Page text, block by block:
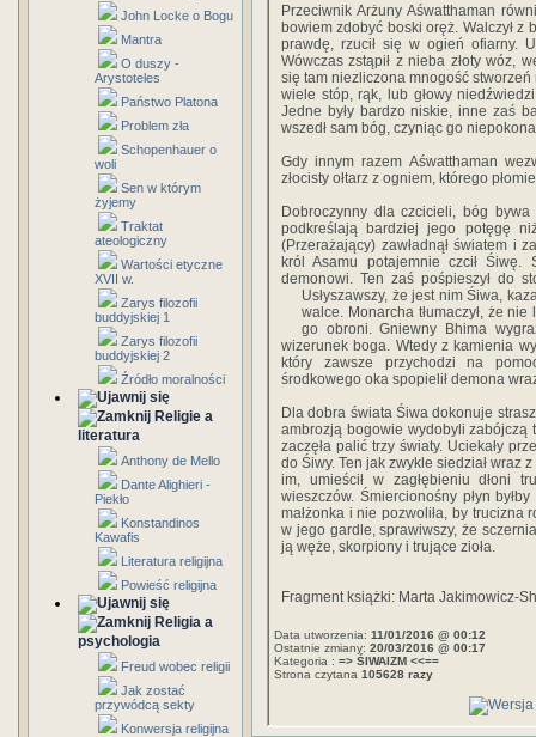
John Locke o Bogu
Mantra
O duszy -
Arystoteles
Państwo Platona
Problem zła
Schopenhauer o
woli
Sen w którym
żyjemy
Traktat
ateologiczny
Wartości etyczne
XVII w.
Zarys filozofii
buddyjskiej 1
Zarys filozofii
buddyjskiej 2
Źródło moralności
Religie a
literatura
Anthony de Mello
Dante Alighieri -
Piekło
Konstandinos
Kawafis
Literatura religijna
Powieść religijna
Religia a
psychologia
Freud wobec religii
Jak zostać
przywódcą sekty
Konwersja religijna
Przeciwnik Arżuny Aśwatthaman
bowiem zdobyć boski oręż. Walczył
prawdę, rzucił się w ogień ofiarny.
Wówczas zstąpił z nieba złoty wóz,
się tam niezliczona mnogość stworzeń
wiele stóp, rąk, lub głowy
Jedne były bardzo niskie, inne zaś
wszedł sam bóg, czyniąc go
Gdy innym razem Aśwatthaman
złocisty ołtarz z ogniem, którego
Dobroczynny dla czcicieli, bóg
podkreślają bardziej jego potęgę
(Przerażający) zawładnął światem i
król Asamu potajemnie czcił Śiwę.
demonowi. Ten zaś pośpieszył do
Usłyszawszy, że jest nim Śiwa,
walce. Monarcha tłumaczył, że
go obroni. Gniewny Bhima
wizerunek boga. Wtedy z kamienia
który zawsze przychodzi na
środkowego oka spopielił demona
Dla dobra świata Śiwa dokonuje
ambrozją bogowie wydobyli zabójczą
zaczęła palić trzy światy. Uciekały
do Śiwy. Ten jak zwykle siedział wraz
im, umieścił w zagłębieniu dłoni
wieszczów. Śmiercionośny płyn
małżonka i nie pozwoliła, by trucizna
w jego gardle, sprawiwszy, że
ją węże, skorpiony i trujące zioła.
Fragment książki: Marta Jakimowicz-
Data utworzenia: 11/01/2016 @ 00:12
Ostatnie zmiany: 20/03/2016 @ 00:17
Kategoria : => ŚIWAIZM <<==
Strona czytana 105628 razy